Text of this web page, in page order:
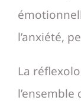
l’anxiété,
La